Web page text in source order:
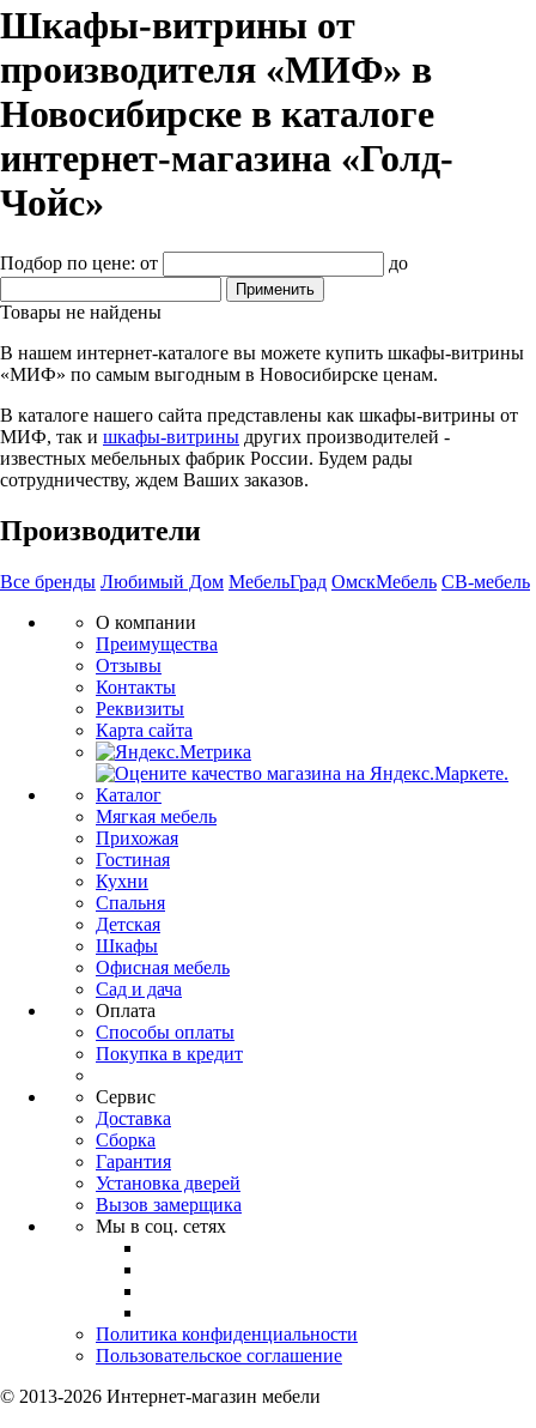
Шкафы-витрины от
производителя «МИФ» в
Новосибирске в каталоге
интернет-магазина «Голд-
Чойс»
Подбор по цене: от до
Товары не найдены
В нашем интернет-каталоге вы можете купить шкафы-витрины
«МИФ» по самым выгодным в Новосибирске ценам.
В каталоге нашего сайта представлены как шкафы-витрины от
МИФ, так и шкафы-витрины других производителей -
известных мебельных фабрик России. Будем рады
сотрудничеству, ждем Ваших заказов.
Производители
Все бренды Любимый Дом МебельГрад ОмскМебель СВ-мебель
О компании
Преимущества
Отзывы
Контакты
Реквизиты
Карта сайта
Каталог
Мягкая мебель
Прихожая
Гостиная
Кухни
Спальня
Детская
Шкафы
Офисная мебель
Сад и дача
Оплата
Способы оплаты
Покупка в кредит
Сервис
Доставка
Сборка
Гарантия
Установка дверей
Вызов замерщика
Мы в соц. сетях
Политика конфиденциальности
Пользовательское соглашение
© 2013-2026 Интернет-магазин мебели